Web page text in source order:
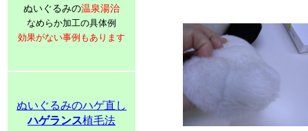
ぬいぐるみの温泉湯治
なめらか加工の具体例
効果がない事例もあります
ぬいぐるみのハゲ直し
ハゲランス植毛法